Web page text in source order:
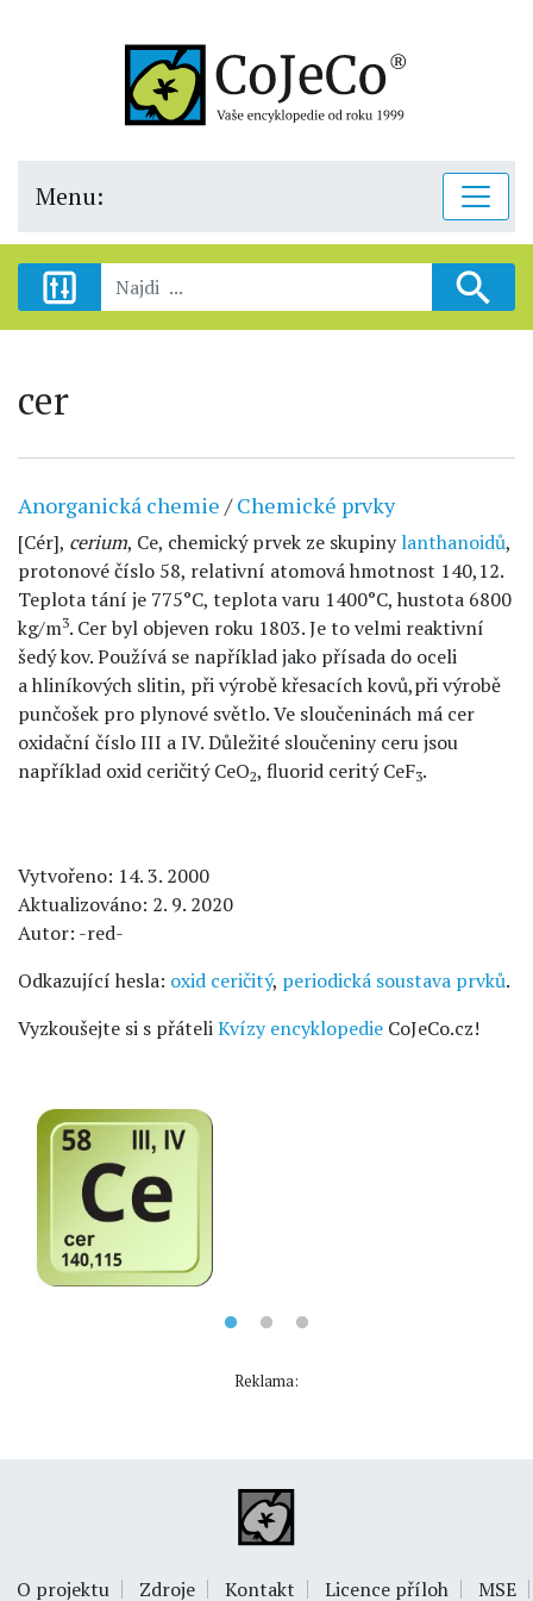
Menu:
cer
Anorganická chemie /Chemické prvky
[Cér], cerium, Ce, chemický prvek ze skupinylanthanoidů,
protonové číslo 58, relativní atomová hmotnost 140,12.
Teplota tání je 775°C, teplota varu 1400°C, hustota 6800
kg/m3. Cer byl objeven roku 1803. Je to velmi reaktivní
šedý kov. Používá se například jako přísada do oceli
a hliníkových slitin, při výrobě křesacích kovů,při výrobě
punčošek pro plynové světlo. Ve sloučeninách má cer
oxidační číslo III a IV. Důležité sloučeniny ceru jsou
například oxid ceričitý CeO2, fluorid ceritý CeF3.
Vytvořeno: 14. 3. 2000
Aktualizováno: 2. 9. 2020
Autor: -red-
Odkazující hesla: oxid ceričitý, periodická soustava prvků.
Vyzkoušejte si s přáteliKvízy encyklopedie CoJeCo.cz!
Reklama:
O projektu Zdroje Kontakt Licence příloh MSE